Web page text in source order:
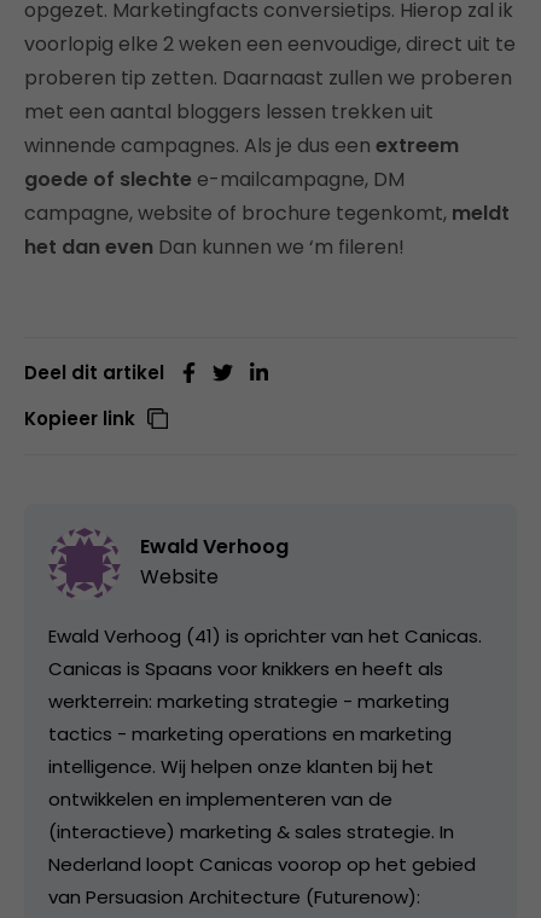
opgezet. Marketingfacts conversietips. Hierop zal ik
voorlopig elke 2 weken een eenvoudige, direct uit te
proberen tip zetten. Daarnaast zullen we proberen
met een aantal bloggers lessen trekken uit
winnende campagnes. Als je dus een extreem
goede of slechte e-mailcampagne, DM
campagne, website of brochure tegenkomt, meldt
het dan even Dan kunnen we ‘m fileren!
Deel dit artikel
Kopieer link
Ewald Verhoog
Website
Ewald Verhoog (41) is oprichter van het Canicas.
Canicas is Spaans voor knikkers en heeft als
werkterrein: marketing strategie - marketing
tactics - marketing operations en marketing
intelligence. Wij helpen onze klanten bij het
ontwikkelen en implementeren van de
(interactieve) marketing & sales strategie. In
Nederland loopt Canicas voorop op het gebied
van Persuasion Architecture (Futurenow):